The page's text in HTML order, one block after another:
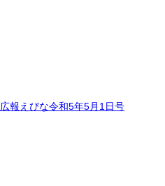
広報えびな令和5年5月1日号